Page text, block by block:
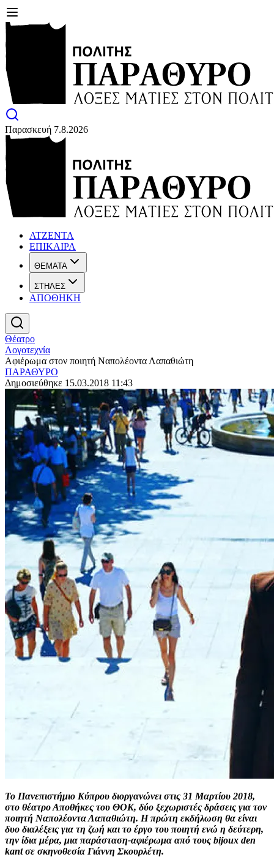
Παρασκευή 7.8.2026
ΑΤΖΕΝΤΑ
ΕΠΙΚΑΙΡΑ
ΘΕΜΑΤΑ
ΣΤΗΛΕΣ
ΑΠΟΘΗΚΗ
Θέατρο
Λογοτεχνία
Αφιέρωμα στον ποιητή Ναπολέοντα Λαπαθιώτη
ΠΑΡΑΘΥΡΟ
Δημοσιεύθηκε 15.03.2018 11:43
Το Πανεπιστήμιο Κύπρου διοργανώνει στις 31 Μαρτίου 2018,
στο θέατρο Αποθήκες του ΘΟΚ, δύο ξεχωριστές δράσεις για τον
ποιητή Ναπολέοντα Λαπαθιώτη. Η πρώτη εκδήλωση θα είναι
δυο διαλέξεις για τη ζωή και το έργο του ποιητή ενώ η δεύτερη,
την ίδια μέρα, μια παράσταση-αφιέρωμα από τους bijoux den
kant σε σκηνοθεσία Γιάννη Σκουρλέτη.